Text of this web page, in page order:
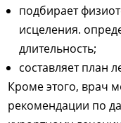
подбирает
исцеления.
длительность;
составляет план
Кроме этого, врач
рекомендации по